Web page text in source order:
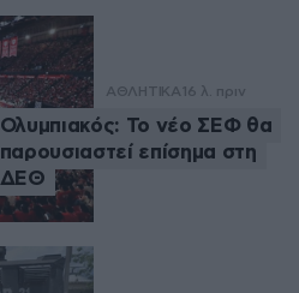
ΑΘΛΗΤΙΚΑ 16 λ. πριν
Ολυμπιακός: Το νέο ΣΕΦ θα
παρουσιαστεί επίσημα στη
ΔΕΘ